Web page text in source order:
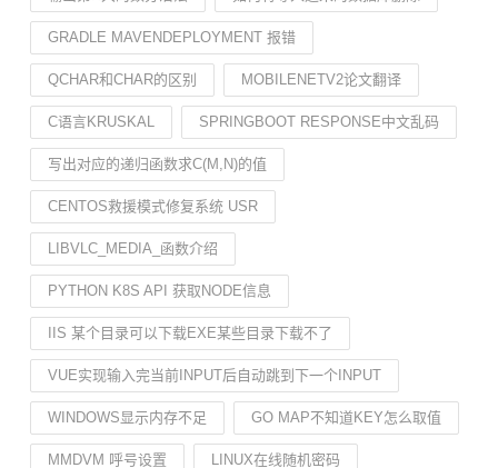
GRADLE MAVENDEPLOYMENT 报错
QCHAR和CHAR的区别 MOBILENETV2论文翻译
C语言KRUSKAL SPRINGBOOT RESPONSE中文乱码
写出对应的递归函数求C(M,N)的值
CENTOS救援模式修复系统 USR
LIBVLC_MEDIA_函数介绍
PYTHON K8S API 获取NODE信息
IIS 某个目录可以下载EXE某些目录下载不了
VUE实现输入完当前INPUT后自动跳到下一个INPUT
WINDOWS显示内存不足 GO MAP不知道KEY怎么取值
MMDVM 呼号设置 LINUX在线随机密码